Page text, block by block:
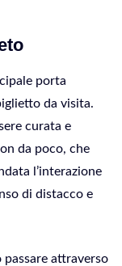
porta
da visita.
curata e
da poco, che
l’interazione
di distacco e
passare attraverso